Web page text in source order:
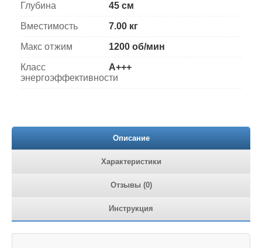
Глубина 45 см
Вместимость 7.00 кг
Макс отжим 1200 об/мин
Класс
энергоэффективности
A+++
Описание
Характеристики
Отзывы (0)
Инструкция